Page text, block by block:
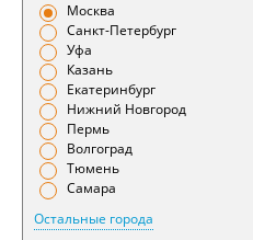
Москва
Санкт-Петербург
Уфа
Казань
Екатеринбург
Нижний Новгород
Пермь
Волгоград
Тюмень
Самара
Остальные города